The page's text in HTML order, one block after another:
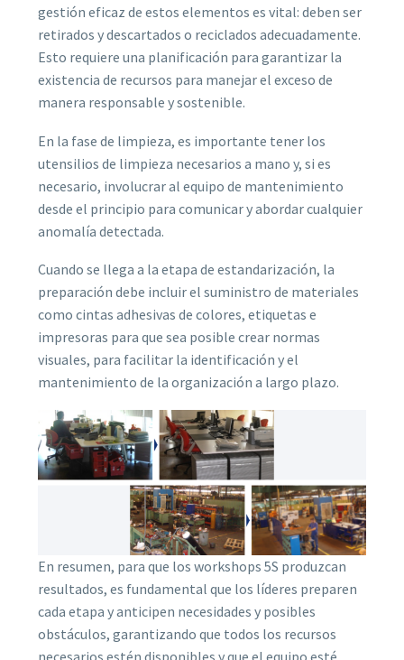
gestión eficaz de estos elementos es vital: deben ser
retirados y descartados o reciclados adecuadamente.
Esto requiere una planificación para garantizar la
existencia de recursos para manejar el exceso de
manera responsable y sostenible.
En la fase de limpieza, es importante tener los
utensilios de limpieza necesarios a mano y, si es
necesario, involucrar al equipo de mantenimiento
desde el principio para comunicar y abordar cualquier
anomalía detectada.
Cuando se llega a la etapa de estandarización, la
preparación debe incluir el suministro de materiales
como cintas adhesivas de colores, etiquetas e
impresoras para que sea posible crear normas
visuales, para facilitar la identificación y el
mantenimiento de la organización a largo plazo.
En resumen, para que los workshops 5S produzcan
resultados, es fundamental que los líderes preparen
cada etapa y anticipen necesidades y posibles
obstáculos, garantizando que todos los recursos
necesarios estén disponibles y que el equipo esté